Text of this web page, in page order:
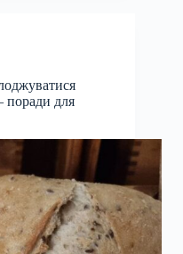
поради для